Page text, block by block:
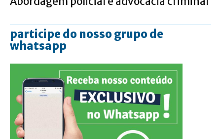
participe do nosso grupo de
whatsapp